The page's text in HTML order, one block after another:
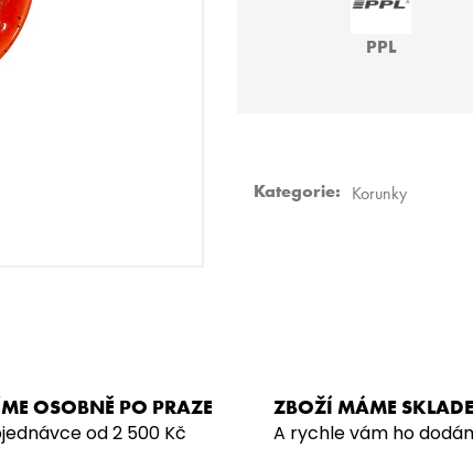
PPL
Kategorie: Korunky
OSOBNĚ PO PRAZE
od 2 500 Kč
ZBOŽÍ MÁME
A rychle vám ho
CORE 200G - SUPERNOVA
4 990 Kč